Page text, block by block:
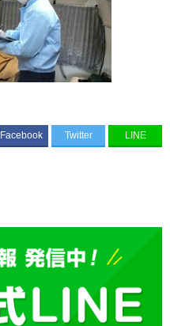
Facebook Twitter LINE